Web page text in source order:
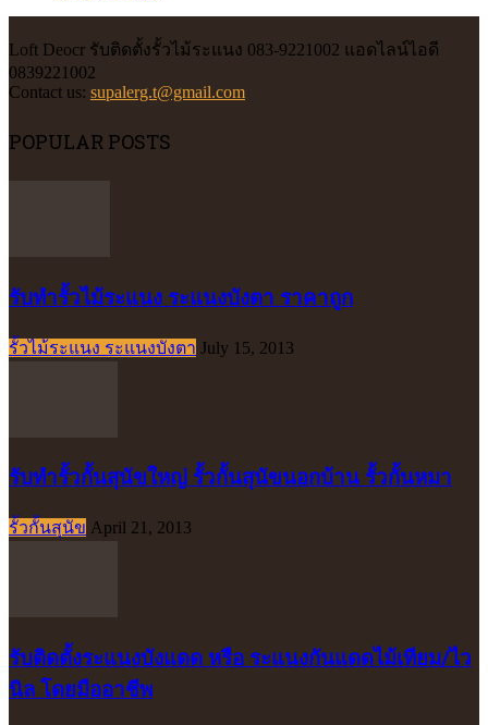
Loft Deocr รับติดตั้งรั้วไม้ระแนง 083-9221002 แอดไลน์ไอดี
0839221002
Contact us: supalerg.t@gmail.com
POPULAR POSTS
รับทำรั้วไม้ระแนง ระแนงบังตา ราคาถูก
รั้วไม้ระแนง ระแนงบังตา July 15, 2013
รับทำรั้วกั้นสุนัขใหญ่ รั้วกั้นสุนัขนอกบ้าน รั้วกั้นหมา
รั้วกั้นสุนัข April 21, 2013
รับติดตั้งระแนงบังแดด หรือ ระแนงกันแดดไม้เทียม/ไว
นิล โดยมืออาชีพ